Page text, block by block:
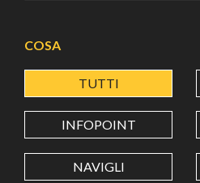
LATITUDINE
LONGITUDINE
COSA
TUTTI
INFOPOINT
NAVIGLI